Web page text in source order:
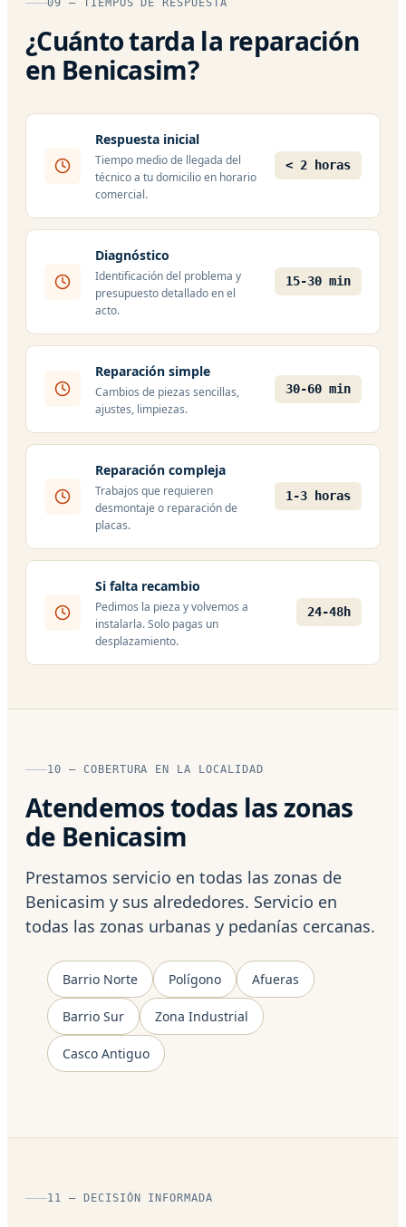
¿Cuánto tarda la reparación
en Benicasim?
Respuesta inicial
Tiempo medio de llegada del
técnico a tu domicilio en horario
comercial.
< 2 horas
Diagnóstico
Identificación del problema y
presupuesto detallado en el
acto.
15-30 min
Reparación simple
Cambios de piezas sencillas,
ajustes, limpiezas.
30-60 min
Reparación compleja
Trabajos que requieren
desmontaje o reparación de
placas.
1-3 horas
Si falta recambio
Pedimos la pieza y volvemos a
instalarla. Solo pagas un
desplazamiento.
24-48h
10 — COBERTURA EN LA LOCALIDAD
Atendemos todas las zonas
de Benicasim
Prestamos servicio en todas las zonas de
Benicasim y sus alrededores. Servicio en
todas las zonas urbanas y pedanías cercanas.
Barrio Norte Polígono Afueras
Barrio Sur Zona Industrial
Casco Antiguo
11 — DECISIÓN INFORMADA